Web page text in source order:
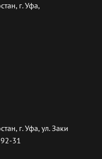
г. Уфа,
г. Уфа, ул. Заки
31